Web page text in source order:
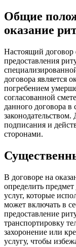
Общие
оказание
Настоящий договор
предоставления
договора является
погребением
согласованной
данного договора
подписания и
сторонами.
В договоре на
определить
услуг, которые
может включать в
предоставление
транспортировку
захоронение или
услугу, чтобы